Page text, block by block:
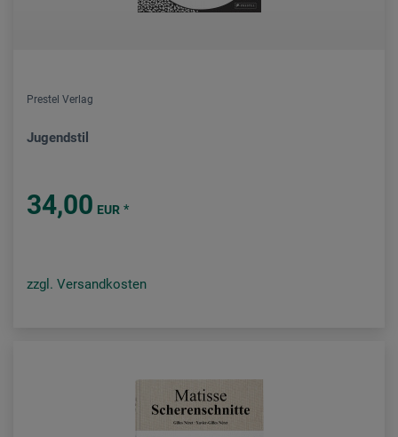
Prestel Verlag
Jugendstil
34,00 EUR *
zzgl. Versandkosten